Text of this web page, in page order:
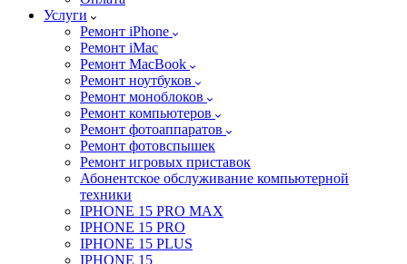
Услуги
Ремонт iPhone
Ремонт iMac
Ремонт MacBook
Ремонт ноутбуков
Ремонт моноблоков
Ремонт компьютеров
Ремонт фотоаппаратов
Ремонт фотовспышек
Ремонт игровых приставок
Абонентское обслуживание компьютерной
техники
IPHONE 15 PRO MAX
IPHONE 15 PRO
IPHONE 15 PLUS
IPHONE 15